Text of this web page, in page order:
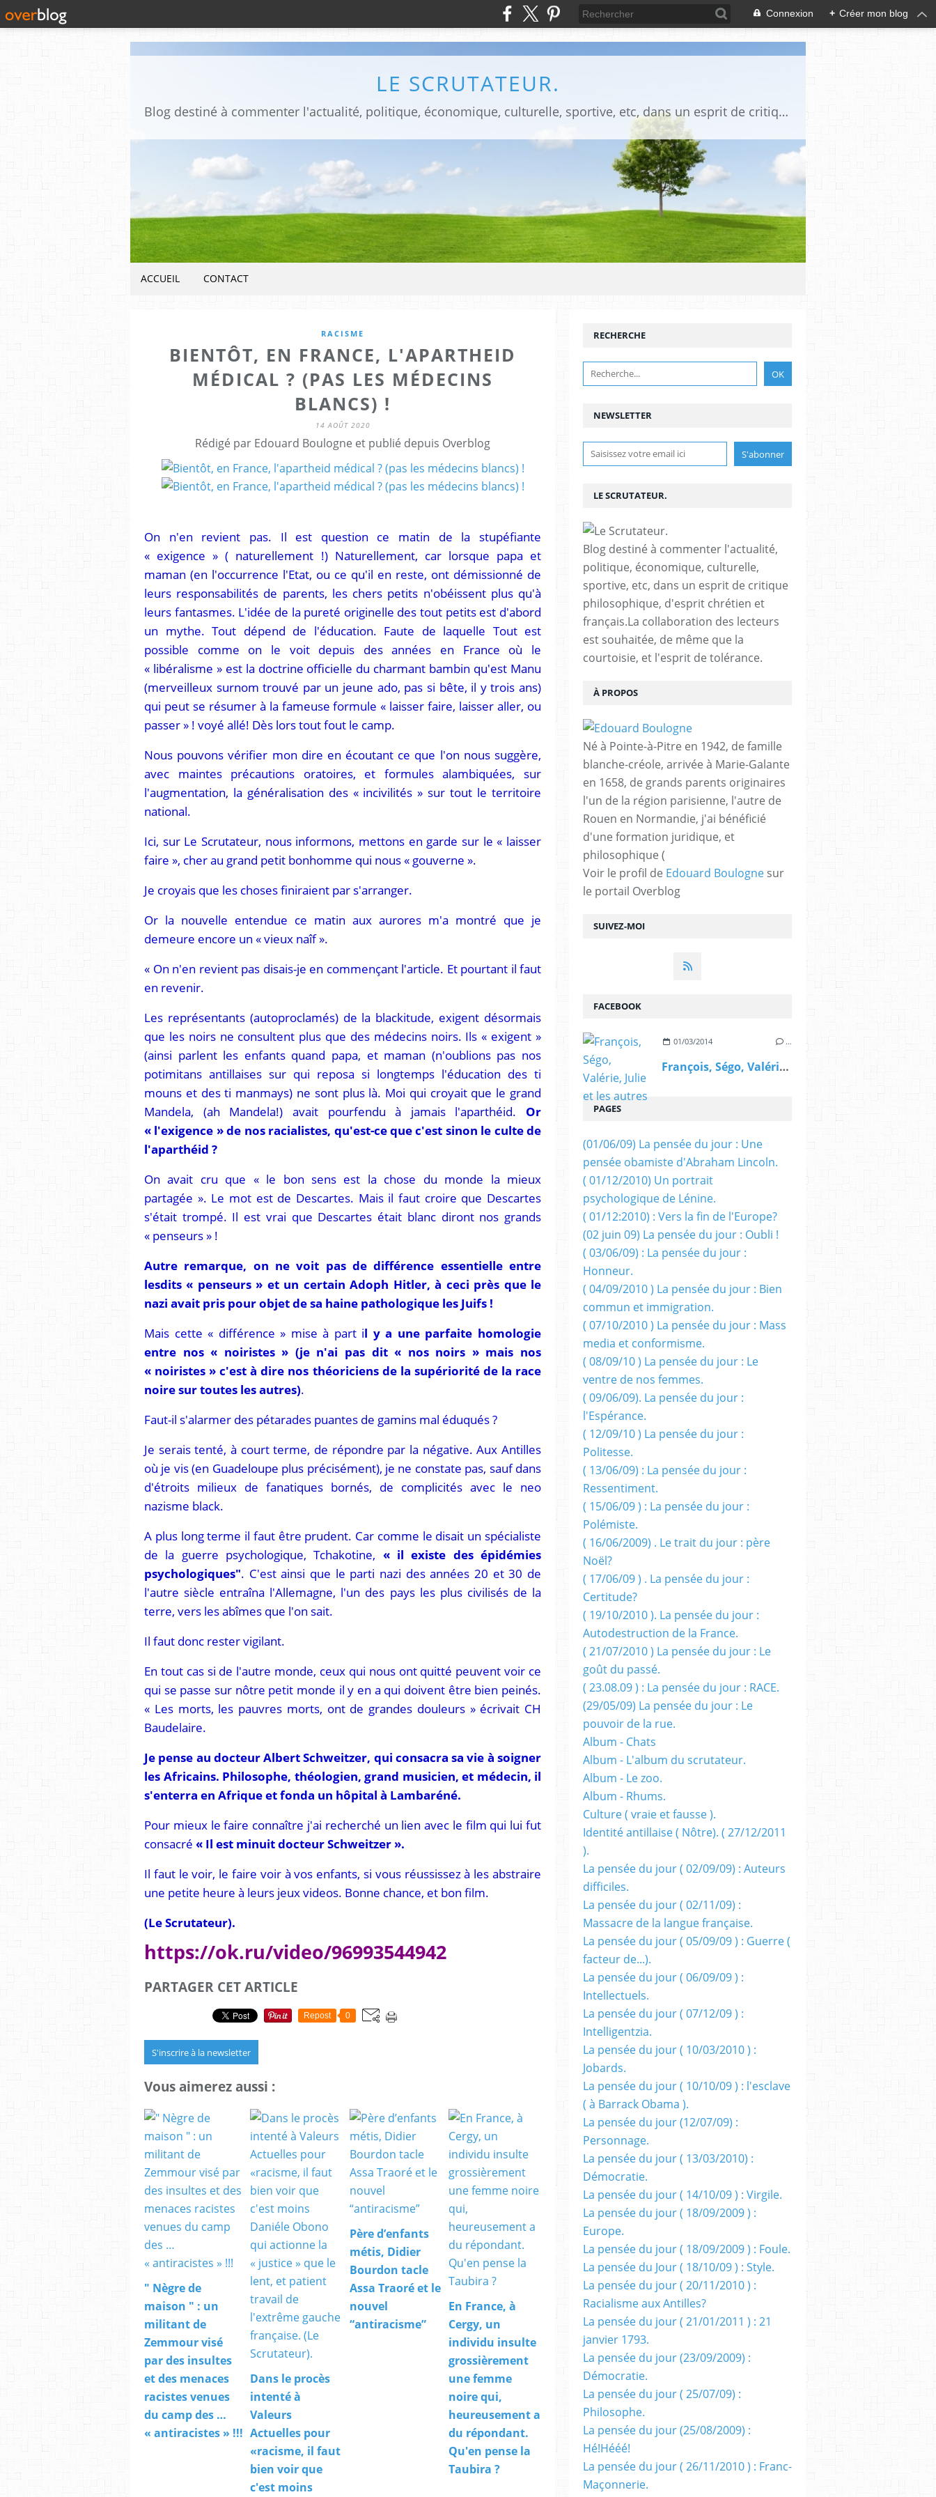
Connexion + Créer mon blog
LE SCRUTATEUR.
Blog destiné à commenter l'actualité, politique, économique, culturelle, sportive, etc, dans un esprit de critique philosophique, d'esprit chrétien et français.La collaboration des lecteurs est souhaitée, de même que la courtoisie, et l'esprit de tolérance.
ACCUEIL CONTACT
RACISME
BIENTÔT, EN FRANCE, L'APARTHEID
MÉDICAL ? (PAS LES MÉDECINS
BLANCS) !
14 AOÛT 2020
Rédigé par Edouard Boulogne et publié depuis Overblog
On n'en revient pas. Il est question ce matin de la stupéfiante
« exigence » ( naturellement !) Naturellement, car lorsque papa et
maman (en l'occurrence l'Etat, ou ce qu'il en reste, ont démissionné de
leurs responsabilités de parents, les chers petits n'obéissent plus qu'à
leurs fantasmes. L'idée de la pureté originelle des tout petits est d'abord
un mythe. Tout dépend de l'éducation. Faute de laquelle Tout est
possible comme on le voit depuis des années en France où le
« libéralisme » est la doctrine officielle du charmant bambin qu'est Manu
(merveilleux surnom trouvé par un jeune ado, pas si bête, il y trois ans)
qui peut se résumer à la fameuse formule « laisser faire, laisser aller, ou
passer » ! voyé allé! Dès lors tout fout le camp.
Nous pouvons vérifier mon dire en écoutant ce que l'on nous suggère,
avec maintes précautions oratoires, et formules alambiquées, sur
l'augmentation, la généralisation des « incivilités » sur tout le territoire
national.
Ici, sur Le Scrutateur, nous informons, mettons en garde sur le « laisser
faire », cher au grand petit bonhomme qui nous « gouverne ».
Je croyais que les choses finiraient par s'arranger.
Or la nouvelle entendue ce matin aux aurores m'a montré que je
demeure encore un « vieux naîf ».
« On n'en revient pas disais-je en commençant l'article. Et pourtant il faut
en revenir.
Les représentants (autoproclamés) de la blackitude, exigent désormais
que les noirs ne consultent plus que des médecins noirs. Ils « exigent »
(ainsi parlent les enfants quand papa, et maman (n'oublions pas nos
potimitans antillaises sur qui reposa si longtemps l'éducation des ti
mouns et des ti manmays) ne sont plus là. Moi qui croyait que le grand
Mandela, (ah Mandela!) avait pourfendu à jamais l'aparthéid. Or
« l'exigence » de nos racialistes, qu'est-ce que c'est sinon le culte de
l'aparthéid ?
On avait cru que « le bon sens est la chose du monde la mieux
partagée ». Le mot est de Descartes. Mais il faut croire que Descartes
s'était trompé. Il est vrai que Descartes était blanc diront nos grands
« penseurs » !
Autre remarque, on ne voit pas de différence essentielle entre
lesdits « penseurs » et un certain Adoph Hitler, à ceci près que le
nazi avait pris pour objet de sa haine pathologique les Juifs !
Mais cette « différence » mise à part il y a une parfaite homologie
entre nos « noiristes » (je n'ai pas dit « nos noirs » mais nos
« noiristes » c'est à dire nos théoriciens de la supériorité de la race
noire sur toutes les autres).
Faut-il s'alarmer des pétarades puantes de gamins mal éduqués ?
Je serais tenté, à court terme, de répondre par la négative. Aux Antilles
où je vis (en Guadeloupe plus précisément), je ne constate pas, sauf dans
d'étroits milieux de fanatiques bornés, de complicités avec le neo
nazisme black.
A plus long terme il faut être prudent. Car comme le disait un spécialiste
de la guerre psychologique, Tchakotine, « il existe des épidémies
psychologiques". C'est ainsi que le parti nazi des années 20 et 30 de
l'autre siècle entraîna l'Allemagne, l'un des pays les plus civilisés de la
terre, vers les abîmes que l'on sait.
Il faut donc rester vigilant.
En tout cas si de l'autre monde, ceux qui nous ont quitté peuvent voir ce
qui se passe sur nôtre petit monde il y en a qui doivent être bien peinés.
« Les morts, les pauvres morts, ont de grandes douleurs » écrivait CH
Baudelaire.
Je pense au docteur Albert Schweitzer, qui consacra sa vie à soigner
les Africains. Philosophe, théologien, grand musicien, et médecin, il
s'enterra en Afrique et fonda un hôpital à Lambaréné.
Pour mieux le faire connaître j'ai recherché un lien avec le film qui lui fut
consacré « Il est minuit docteur Schweitzer ».
Il faut le voir, le faire voir à vos enfants, si vous réussissez à les abstraire
une petite heure à leurs jeux videos. Bonne chance, et bon film.
(Le Scrutateur).
https://ok.ru/video/96993544942
PARTAGER CET ARTICLE
Repost 0
S'inscrire à la newsletter
Vous aimerez aussi :
" Nègre de
maison " : un
militant de
Zemmour visé
par des insultes
et des menaces
racistes venues
du camp des …
« antiracistes » !!!
Dans le procès
intenté à
Valeurs
Actuelles pour
«racisme, il faut
bien voir que
c'est moins
Père d’enfants
métis, Didier
Bourdon tacle
Assa Traoré et le
nouvel
“antiracisme”
En France, à
Cergy, un
individu insulte
grossièrement
une femme
noire qui,
heureusement a
du répondant.
Qu'en pense la
Taubira ?
NEWSLETTER
SUIVEZ-MOI
RECHERCHE
LE SCRUTATEUR.
Blog destiné à commenter l'actualité,
politique, économique, culturelle,
sportive, etc, dans un esprit de critique
philosophique, d'esprit chrétien et
français.La collaboration des lecteurs
est souhaitée, de même que la
courtoisie, et l'esprit de tolérance.
À PROPOS
Né à Pointe-à-Pitre en 1942, de famille
blanche-créole, arrivée à Marie-Galante
en 1658, de grands parents originaires
l'un de la région parisienne, l'autre de
Rouen en Normandie, j'ai bénéficié
d'une formation juridique, et
philosophique (
Voir le profil de Edouard Boulogne sur
le portail Overblog
FACEBOOK
01/03/2014 …
François, Ségo, Valérie, Julie et les autres
PAGES
(01/06/09) La pensée du jour : Une
pensée obamiste d'Abraham Lincoln.
( 01/12/2010) Un portrait
psychologique de Lénine.
( 01/12:2010) : Vers la fin de l'Europe?
(02 juin 09) La pensée du jour : Oubli !
( 03/06/09) : La pensée du jour :
Honneur.
( 04/09/2010 ) La pensée du jour : Bien
commun et immigration.
( 07/10/2010 ) La pensée du jour : Mass
media et conformisme.
( 08/09/10 ) La pensée du jour : Le
ventre de nos femmes.
( 09/06/09). La pensée du jour :
l'Espérance.
( 12/09/10 ) La pensée du jour :
Politesse.
( 13/06/09) : La pensée du jour :
Ressentiment.
( 15/06/09 ) : La pensée du jour :
Polémiste.
( 16/06/2009) . Le trait du jour : père
Noël?
( 17/06/09 ) . La pensée du jour :
Certitude?
( 19/10/2010 ). La pensée du jour :
Autodestruction de la France.
( 21/07/2010 ) La pensée du jour : Le
goût du passé.
( 23.08.09 ) : La pensée du jour : RACE.
(29/05/09) La pensée du jour : Le
pouvoir de la rue.
Album - Chats
Album - L'album du scrutateur.
Album - Le zoo.
Album - Rhums.
Culture ( vraie et fausse ).
Identité antillaise ( Nôtre). ( 27/12/2011
).
La pensée du jour ( 02/09/09) : Auteurs
difficiles.
La pensée du jour ( 02/11/09) :
Massacre de la langue française.
La pensée du jour ( 05/09/09 ) : Guerre (
facteur de...).
La pensée du jour ( 06/09/09 ) :
Intellectuels.
La pensée du jour ( 07/12/09 ) :
Intelligentzia.
La pensée du jour ( 10/03/2010 ) :
Jobards.
La pensée du jour ( 10/10/09 ) : l'esclave
( à Barrack Obama ).
La pensée du jour (12/07/09) :
Personnage.
La pensée du jour ( 13/03/2010) :
Démocratie.
La pensée du jour ( 14/10/09 ) : Virgile.
La pensée du jour ( 18/09/2009 ) :
Europe.
La pensée du jour ( 18/09/2009 ) : Foule.
La pensée du Jour ( 18/10/09 ) : Style.
La pensée du jour ( 20/11/2010 ) :
Racialisme aux Antilles?
La pensée du jour ( 21/01/2011 ) : 21
janvier 1793.
La pensée du jour (23/09/2009) :
Démocratie.
La pensée du jour ( 25/07/09) :
Philosophe.
La pensée du jour (25/08/2009) :
Hé!Hééé!
La pensée du jour ( 26/11/2010 ) : Franc-
Maçonnerie.